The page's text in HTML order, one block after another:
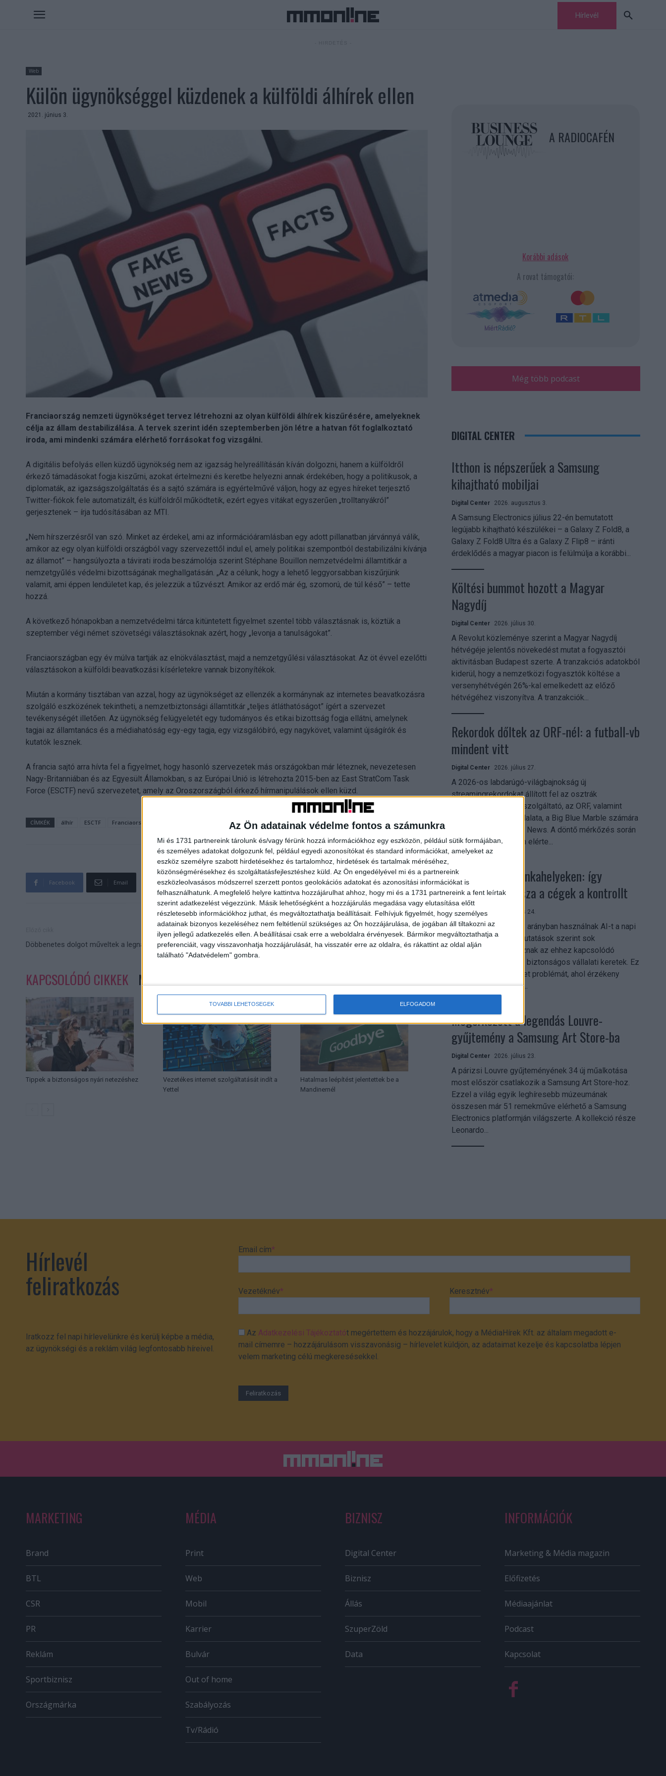
Az Ön adatainak védelme fontos a számunkra
Mi és 1731 partnereink tárolunk és/vagy férünk hozzá információkhoz egy eszközön, például sütik formájában,
és személyes adatokat dolgozunk fel, például egyedi azonosítókat és standard információkat, amelyeket az
eszköz személyre szabott hirdetésekhez és tartalomhoz, hirdetések és tartalmak méréséhez,
közönségmérésekhez és szolgáltatásfejlesztéshez küld. Az Ön engedélyével mi és a partnereink
eszközleolvasásos módszerrel szerzett pontos geolokációs adatokat és azonosítási információkat is
felhasználhatunk. A megfelelő helyre kattintva hozzájárulhat ahhoz, hogy mi és a 1731 partnereink a fent leírtak
szerint adatkezelést végezzünk. Másik lehetőségként a hozzájárulás megadása vagy elutasítása előtt
részletesebb információkhoz juthat, és megváltoztathatja beállításait. Felhívjuk figyelmét, hogy személyes
adatainak bizonyos kezeléséhez nem feltétlenül szükséges az Ön hozzájárulása, de jogában áll tiltakozni az
ilyen jellegű adatkezelés ellen. A beállításai csak erre a weboldalra érvényesek. Bármikor megváltoztathatja a
preferenciáit, vagy visszavonhatja hozzájárulását, ha visszatér erre az oldalra, és rákattint az oldal alján
található "Adatvédelem" gombra.
TOVÁBBI LEHETŐSÉGEK ELFOGADOM
Hírlevél
Web
Külön ügynökséggel küzdenek a külföldi álhírek ellen
2021. június 3.
Franciaország nemzeti ügynökséget tervez létrehozni az olyan külföldi álhírek kiszűrésére, amelyeknek
célja az állam destabilizálása. A tervek szerint idén szeptemberben jön létre a hatvan főt foglalkoztató
iroda, ami mindenki számára elérhető forrásokat fog vizsgálni.
A digitális befolyás ellen küzdő ügynökség nem az igazság helyreállításán kíván dolgozni, hanem a külföldről
érkező támadásokat fogja kiszűrni, azokat értelmezni és keretbe helyezni annak érdekében, hogy a politikusok, a
diplomaták, az igazságszolgáltatás és a sajtó számára is egyértelművé váljon, hogy az egyes híreket terjesztő
Twitter-fiókok fele automatizált, és külföldről működtetik, ezért egyes vitákat egyszerűen „trolltanyákról”
gerjesztenek – írja tudósításában az MTI.
„Nem hírszerzésről van szó. Minket az érdekel, ami az információáramlásban egy adott pillanatban járvánnyá válik,
amikor az egy olyan külföldi országból vagy szervezettől indul el, amely politikai szempontból destabilizálni kívánja
az államot” – hangsúlyozta a távirati iroda beszámolója szerint Stéphane Bouillon nemzetvédelmi államtitkár a
nemzetgyűlés védelmi bizottságának meghallgatásán. „Az a célunk, hogy a lehető leggyorsabban kiszűrjünk
valamit, ami éppen lendületet kap, és jelezzük a tűzvészt. Amikor az erdő már ég, szomorú, de túl késő” – tette
hozzá.
A következő hónapokban a nemzetvédelmi tárca kitüntetett figyelmet szentel több választásnak is, köztük a
szeptember végi német szövetségi választásoknak azért, hogy „levonja a tanulságokat”.
Franciaországban egy év múlva tartják az elnökválasztást, majd a nemzetgyűlési választásokat. Az öt évvel ezelőtti
választásokon a külföldi beavatkozási kísérletekre vannak bizonyítékok.
Miután a kormány tisztában van azzal, hogy az ügynökséget az ellenzék a kormánynak az internetes beavatkozásra
szolgáló eszközének tekintheti, a nemzetbiztonsági államtitkár „teljes átláthatóságot” ígért a szervezet
tevékenységét illetően. Az ügynökség felügyeletét egy tudományos és etikai bizottság fogja ellátni, amelynek
tagjai az államtanács és a médiahatóság egy-egy tagja, egy vizsgálóbíró, egy nagykövet, valamint újságírók és
kutatók lesznek.
A francia sajtó arra hívta fel a figyelmet, hogy hasonló szervezetek más országokban már léteznek, nevezetesen
Nagy-Britanniában és az Egyesült Államokban, s az Európai Unió is létrehozta 2015-ben az East StratCom Task
Force (ESCTF) nevű szervezetet, amely az Oroszországból érkező hírmanipulálások ellen küzd.
CÍMKÉK álhír ESCTF Franciaország
Facebook Email
Döbbenetes dolgot műveltek a legnagyobb cégek
Következő cikk
Magyar Mozgókép Díjak: megvannak a jelöltek
KAPCSOLÓDÓ CIKKEK MORE FROM AUTHOR
Tippek a biztonságos nyári netezéshez
Vezetékes internet szolgáltatását indít a
Yettel
Hatalmas leépítést jelentettek be a
Mandinernél
A RADIOCAFÉN
Korábbi adások
A rovat támogatói:
Még több podcast
DIGITAL CENTER
Itthon is népszerűek a Samsung
kihajtható mobiljai
Digital Center 2026. augusztus 3.
A Samsung Electronics július 22-én bemutatott
legújabb kihajtható készülékei – a Galaxy Z Fold8, a
Galaxy Z Fold8 Ultra és a Galaxy Z Flip8 – iránti
érdeklődés a magyar piacon is felülmúlja a korábbi...
Költési bummot hozott a Magyar
Nagydíj
Digital Center 2026. július 30.
A Revolut közleménye szerint a Magyar Nagydíj
hétvégéje jelentős növekedést mutat a fogyasztói
aktivitásban Budapest szerte. A tranzakciós adatokból
kiderül, hogy a nemzetközi fogyasztók költése a
versenyhétvégén 26%-kal emelkedett az előző
hétvégéhez viszonyítva. A tranzakciók...
Rekordok dőltek az ORF-nél: a futball-vb
mindent vitt
Digital Center 2026. július 27.
A 2026-os labdarúgó-világbajnokság új
streamingrekordokat állított fel az osztrák
közszolgálati műsorszolgáltató, az ORF, valamint
technológiai leányvállalata, a Big Blue Marble számára
– írja a Broadband TV News. A döntő mérkőzés során
az átlagos nézőszám elérte...
Shadow AI a munkahelyeken: így
szerezhetik vissza a cégek a kontrollt
Digital Center 2026. július 24.
A munkavállalók nagy arányban használnak AI-t a napi
munkában, ám friss kutatások szerint sok
szervezetnél hiányoznak az ehhez kapcsolódó
világos irányelvek és biztonságos vállalati keretek. Ez
különösen ott jelenthet problémát, ahol érzékeny
üzleti információkkal...
Megérkezett a legendás Louvre-
gyűjtemény a Samsung Art Store-ba
Digital Center 2026. július 23.
A párizsi Louvre gyűjteményének 34 új műalkotása
most először csatlakozik a Samsung Art Store-hoz.
Ezzel a világ egyik leghíresebb múzeumának
összesen már 51 remekműve elérhető a Samsung
Electronics platformján világszerte. A kollekció része
Leonardo...
Hírlevél
feliratkozás
Iratkozz fel napi hírlevelünkre és kerülj képbe a média,
az ügynökségi és a reklám világ legfontosabb híreivel.
Email cím*
Vezetéknév* Keresztnév*
AzAdatkezelési Tájékoztatót megértettem és hozzájárulok, hogy a MédiaHírek Kft. az általam megadott e-
mail címemre – hozzájárulásom visszavonásig – hírlevelet küldjön, az adataimat kezelje és kapcsolatba lépjen
velem marketing célú megkeresésekkel.
MARKETING
Brand
BTL
CSR
PR
Reklám
Sportbiznisz
Országmárka
MÉDIA
Print
Web
Mobil
Karrier
Bulvár
Out of home
Szabályozás
Tv/Rádió
BIZNISZ
Digital Center
Biznisz
Állás
SzuperZöld
Data
INFORMÁCIÓK
Marketing & Média magazin
Előfizetés
Médiaajánlat
Podcast
Kapcsolat